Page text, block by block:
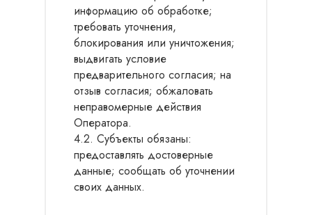
информацию об обработке;
требовать уточнения,
блокирования или уничтожения;
выдвигать условие
предварительного согласия; на
отзыв согласия; обжаловать
неправомерные действия
Оператора.
4.2. Субъекты обязаны:
предоставлять достоверные
данные; сообщать об уточнении
своих данных.